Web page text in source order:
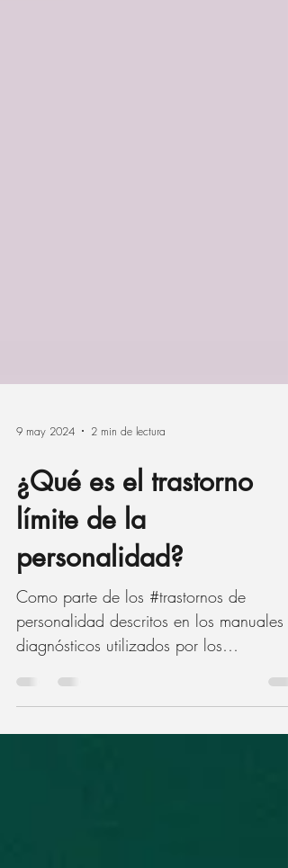
9 may 2024 2 min de lectura
¿Qué es el trastorno
límite de la
personalidad?
Como parte de los #trastornos de
personalidad descritos en los manuales
diagnósticos utilizados por los
#especialistas #clínicos de la...